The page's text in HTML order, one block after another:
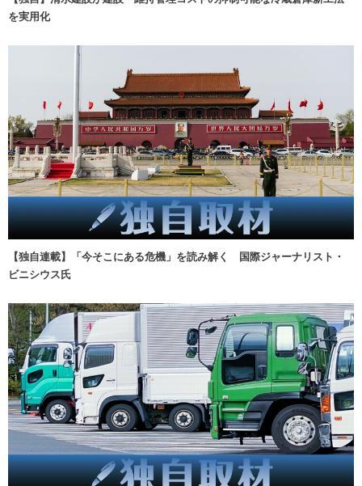
を実用化
【独自連載】「今そこにある危機」を読み解く 国際ジャーナリスト・
ビニシウス氏